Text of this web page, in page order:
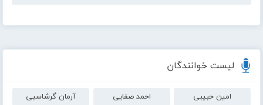
لیست خوانندگان
امین حبیبی احمد صفایی
آرمان گرشاسبی